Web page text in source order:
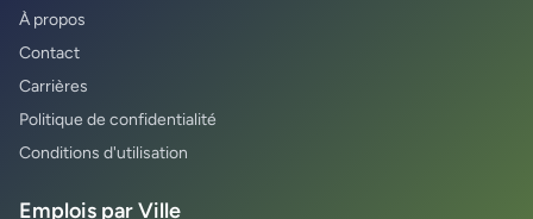
À propos
Contact
Carrières
Politique de confidentialité
Conditions d'utilisation
Emplois par Ville